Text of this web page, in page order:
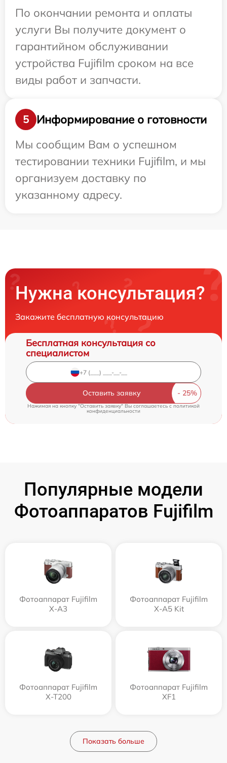
По окончании ремонта и оплаты
услуги Вы получите документ о
гарантийном обслуживании
устройства Fujifilm сроком на все
виды работ и запчасти.
5
Информирование о готовности
Мы сообщим Вам о успешном
тестировании техники Fujifilm, и мы
организуем доставку по
указанному адресу.
Нужна консультация?
Закажите бесплатную консультацию
Бесплатная консультация со
специалистом
Оставить заявку
Нажимая на кнопку "Оставить заявку" Вы соглашаетесь c политикой
конфиденциальности
Популярные модели
Фотоаппаратов Fujifilm
Фотоаппарат Fujifilm
X-A3
Фотоаппарат Fujifilm
X-A5 Kit
Фотоаппарат Fujifilm
X-T200
Фотоаппарат Fujifilm
XF1
Показать больше